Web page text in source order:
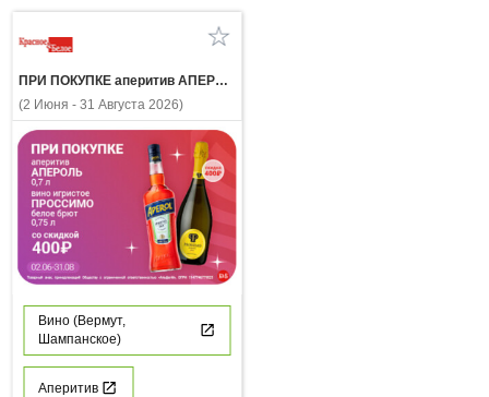
ПРИ ПОКУПКЕ аперитив АПЕРОЛЬ 0.7л вино игристое ПРОССИМО белое брют 0.75л со скидкой 400 рублей
(2 Июня - 31 Августа 2026)
Вино (Вермут,
Шампанское)
Аперитив